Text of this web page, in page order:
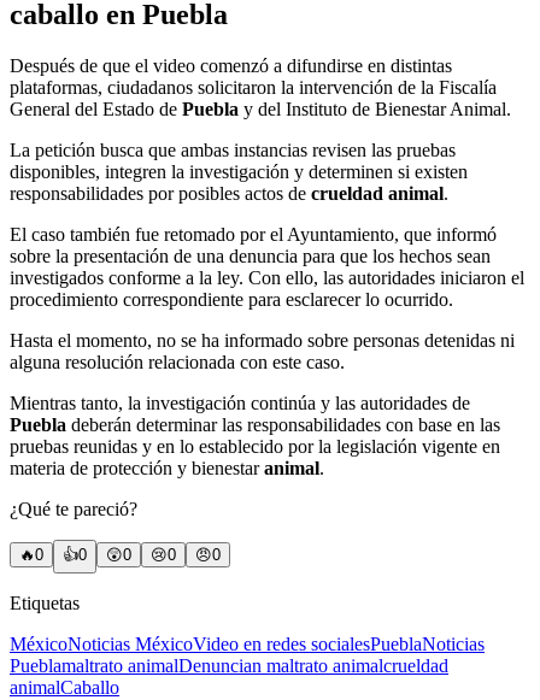
caballo en Puebla
Después de que el video comenzó a difundirse en distintas
plataformas, ciudadanos solicitaron la intervención de la Fiscalía
General del Estado de Puebla y del Instituto de Bienestar Animal.
La petición busca que ambas instancias revisen las pruebas
disponibles, integren la investigación y determinen si existen
responsabilidades por posibles actos de crueldad animal.
El caso también fue retomado por el Ayuntamiento, que informó
sobre la presentación de una denuncia para que los hechos sean
investigados conforme a la ley. Con ello, las autoridades iniciaron el
procedimiento correspondiente para esclarecer lo ocurrido.
Hasta el momento, no se ha informado sobre personas detenidas ni
alguna resolución relacionada con este caso.
Mientras tanto, la investigación continúa y las autoridades de
Puebla deberán determinar las responsabilidades con base en las
pruebas reunidas y en lo establecido por la legislación vigente en
materia de protección y bienestaranimal.
¿Qué te pareció?
🔥0 👍0 😲0 😢0 😠0
Etiquetas
MéxicoNoticias MéxicoVideo en redes socialesPueblaNoticias
Pueblamaltrato animalDenuncian maltrato animalcrueldad
animalCaballo